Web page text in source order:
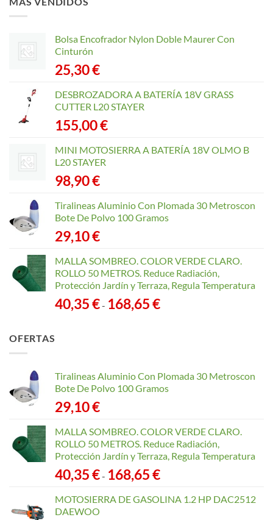
Bolsa Encofrador Nylon Doble Maurer Con
Cinturón
25,30€
DESBROZADORA A BATERÍA 18V GRASS
CUTTER L20 STAYER
155,00€
MINI MOTOSIERRA A BATERÍA 18V OLMO B
L20 STAYER
98,90€
Tiralineas Aluminio Con Plomada 30 Metroscon
Bote De Polvo 100 Gramos
29,10€
MALLA SOMBREO. COLOR VERDE CLARO.
ROLLO 50 METROS. Reduce Radiación,
Protección Jardín y Terraza, Regula Temperatura
40,35€- 168,65€Rango
168,65 €
OFERTAS
Tiralineas Aluminio Con Plomada 30 Metroscon
Bote De Polvo 100 Gramos
29,10€
MALLA SOMBREO. COLOR VERDE CLARO.
ROLLO 50 METROS. Reduce Radiación,
Protección Jardín y Terraza, Regula Temperatura
40,35€- 168,65€Rango
precios:
MOTOSIERRA DE GASOLINA 1.2 HP DAC2512
DAEWOO